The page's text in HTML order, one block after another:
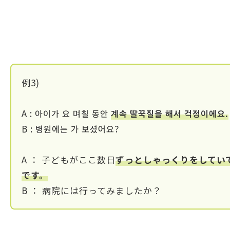
例3)
A : 아이가 요 며칠 동안 계속 딸꾹질을 해서 걱정이에요.
B : 병원에는 가 보셨어요?
A ： 子どもがここ数日ずっとしゃっくりをしてい
です。
B ： 病院には行ってみましたか？